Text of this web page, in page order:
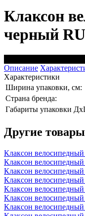
Клаксон
черный
Описание
Характеристики
Ширина упаковки, см:
Страна бренда:
Габариты упаковки
Другие
Клаксон
Клаксон
Клаксон
Клаксон
Клаксон
Клаксон
Клаксон